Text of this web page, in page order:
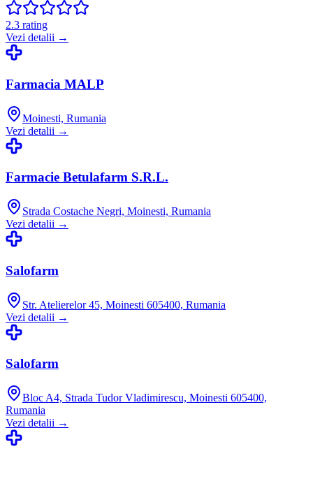
2.3 rating
Vezi detalii →
Farmacia MALP
Moinesti, Rumania
Vezi detalii →
Farmacie Betulafarm S.R.L.
Strada Costache Negri, Moinesti, Rumania
Vezi detalii →
Salofarm
Str. Atelierelor 45, Moinesti 605400, Rumania
Vezi detalii →
Salofarm
Bloc A4, Strada Tudor Vladimirescu, Moinesti 605400,
Rumania
Vezi detalii →